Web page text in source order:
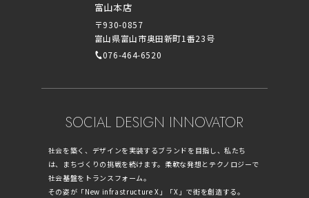
富山本店
〒930-0857
富山県富山市奥田新町1番23号
076-464-6520
SOCIAL DESIGN INNOVATOR
社会を築く、デザインを実装するブランドを目指し、私たち
は、まちづくりの挑戦を続けます。柔軟な発想とテクノロジーで
社会基盤をトランスフォーム。
その姿が「New infrastructure X」「X」で街を創造する。